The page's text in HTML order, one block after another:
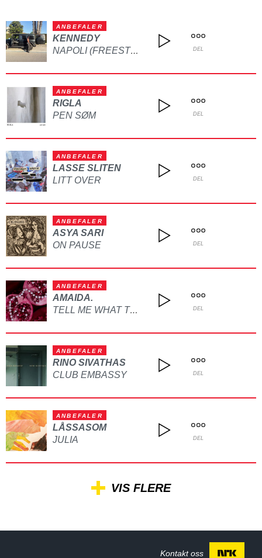
ANBEFALER
KENNEDY
NAPOLI (FREESTYLE) DEL
ANBEFALER
RIGLA
PEN SØM
DEL
ANBEFALER
LASSE SLITEN
LITT OVER
DEL
ANBEFALER
ASYA SARI
ON PAUSE
DEL
ANBEFALER
AMAIDA.
TELL ME WHAT TO DO DEL
ANBEFALER
RINO SIVATHAS
CLUB EMBASSY
DEL
ANBEFALER
LÅSSASOM
JULIA
DEL
VIS FLERE
Kontakt oss